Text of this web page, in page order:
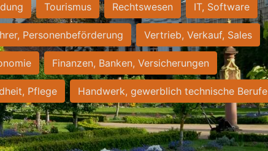
Tourismus Rechtswesen IT, Software
Personenbeförderung Vertrieb, Verkauf, Sales
Finanzen, Banken, Versicherungen
Pflege Handwerk, gewerblich technische Berufe